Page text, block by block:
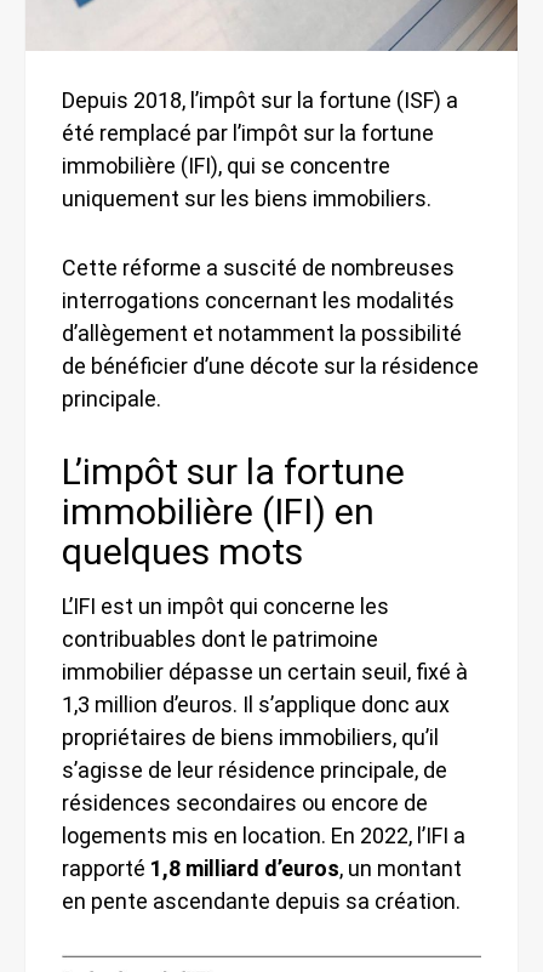
Depuis 2018, l’impôt sur la fortune (ISF) a
été remplacé par l’impôt sur la fortune
immobilière (IFI), qui se concentre
uniquement sur les biens immobiliers.
Cette réforme a suscité de nombreuses
interrogations concernant les modalités
d’allègement et notamment la possibilité
de bénéficier d’une décote sur la résidence
principale.
L’impôt sur la fortune
immobilière (IFI) en
quelques mots
L’IFI est un impôt qui concerne les
contribuables dont le patrimoine
immobilier dépasse un certain seuil, fixé à
1,3 million d’euros. Il s’applique donc aux
propriétaires de biens immobiliers, qu’il
s’agisse de leur résidence principale, de
résidences secondaires ou encore de
logements mis en location. En 2022, l’IFI a
rapporté 1,8 milliard d’euros, un montant
en pente ascendante depuis sa création.